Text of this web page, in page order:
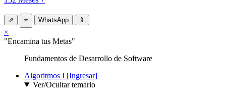
⇗ ⭐ WhatsApp 📱
×
"Encamina tus Metas"
Fundamentos de Desarrollo de Software
Algoritmos I [Ingresar]
Ver/Ocultar temario